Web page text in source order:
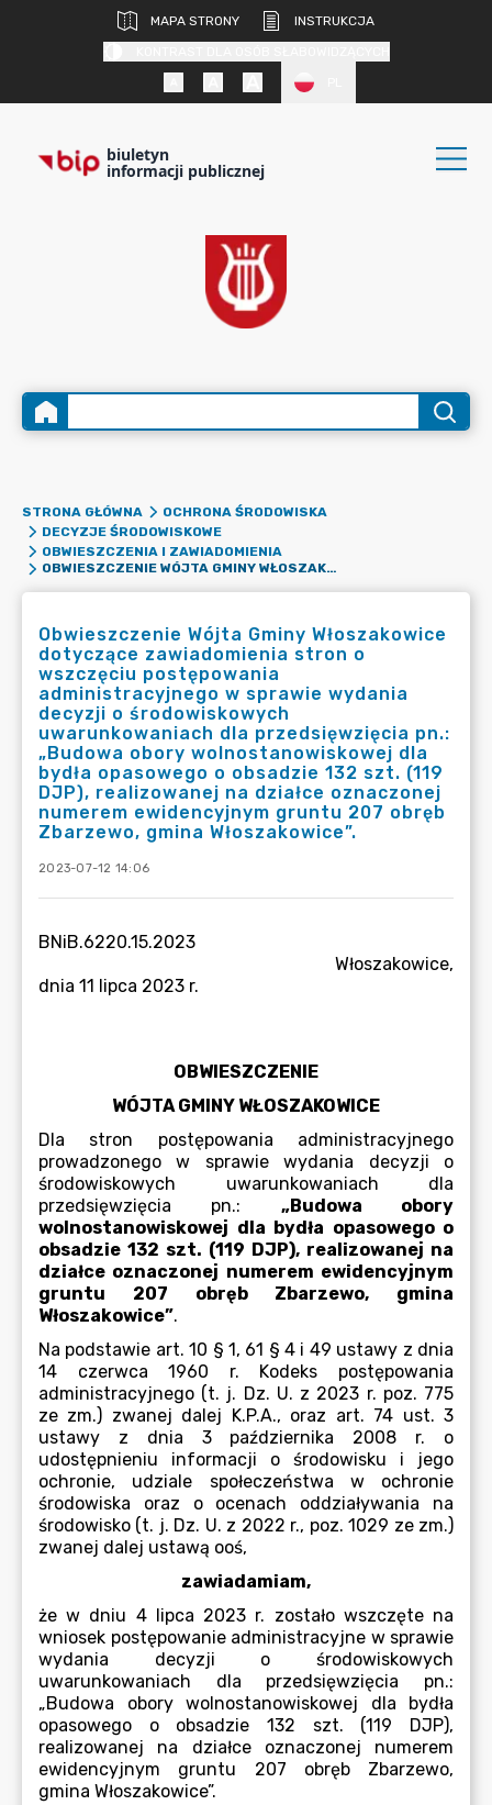
MAPA STRONY
INSTRUKCJA
biuletyn
informacji publicznej
STRONA GŁÓWNA
OCHRONA ŚRODOWISKA
DECYZJE ŚRODOWISKOWE
OBWIESZCZENIA I ZAWIADOMIENIA
OBWIESZCZENIE WÓJTA GMINY WŁOSZAKOWICE DOTYCZĄCE ZAWIADOMIENIA STRON O WSZCZĘCIU POSTĘPOWANIA ADMINISTRACYJNEGO W SPRAWIE WYDANIA DECYZJI O ŚRODOWISKOWYCH UWARUNKOWANIACH DLA PRZEDSIĘWZIĘCIA PN.: „BUDOWA OBORY WOLNOSTANOWISKOWEJ DLA BYDŁA OPASOWEGO O OBSADZIE 132 SZT. (119 DJP), REALIZOWANEJ NA DZIAŁCE OZNACZONEJ NUMEREM EWIDENCYJNYM GRUNTU 207 OBRĘB ZBARZEWO, GMINA WŁOSZAKOWICE”.
Obwieszczenie Wójta Gminy Włoszakowice
dotyczące zawiadomienia stron o
wszczęciu postępowania
administracyjnego w sprawie wydania
decyzji o środowiskowych
uwarunkowaniach dla przedsięwzięcia pn.:
„Budowa obory wolnostanowiskowej dla
bydła opasowego o obsadzie 132 szt. (119
DJP), realizowanej na działce oznaczonej
numerem ewidencyjnym gruntu 207 obręb
Zbarzewo, gmina Włoszakowice”.
2023-07-12 14:06